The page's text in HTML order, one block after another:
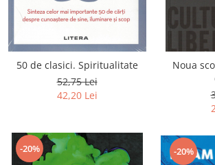
50 de clasici. Spiritualitate
52,75 Lei
42,20 Lei
Noua
-20% -20%